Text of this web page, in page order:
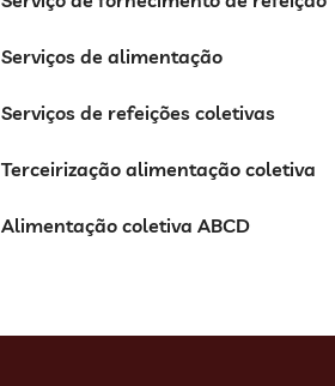
Serviços de alimentação
Serviços de refeições coletivas
Terceirização alimentação coletiva
Alimentação coletiva ABCD